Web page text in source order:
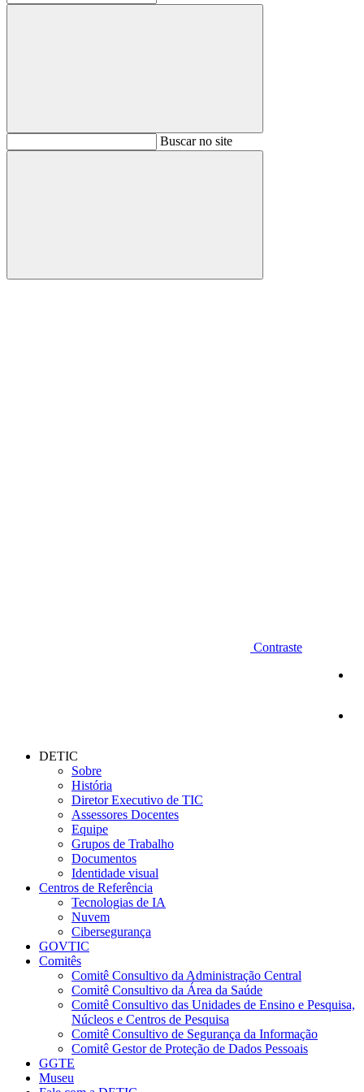
BuscarBuscar no site
Buscar
Contraste
DETIC
Sobre
História
Diretor Executivo de TIC
Assessores Docentes
Equipe
Grupos de Trabalho
Documentos
Identidade visual
Centros de Referência
Tecnologias de IA
Nuvem
Cibersegurança
GOVTIC
Comitês
Comitê Consultivo da Administração Central
Comitê Consultivo da Área da Saúde
Comitê Consultivo das Unidades de Ensino e Pesquisa,
Núcleos e Centros de Pesquisa
Comitê Consultivo de Segurança da Informação
Comitê Gestor de Proteção de Dados Pessoais
GGTE
Museu